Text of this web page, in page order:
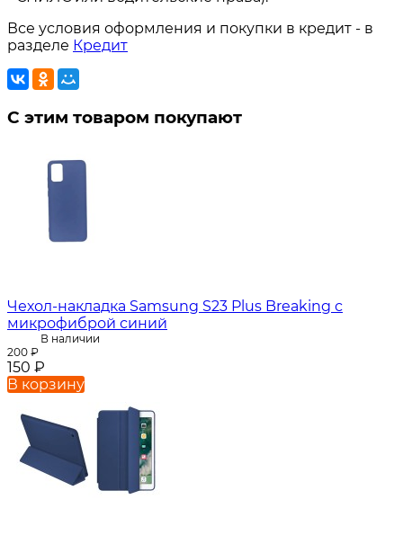
Все условия оформления и покупки в кредит - в
разделе Кредит
С этим товаром покупают
Чехол-накладка Samsung S23 Plus Breaking с
микрофиброй синий
В наличии
200 ₽
150 ₽
В корзину